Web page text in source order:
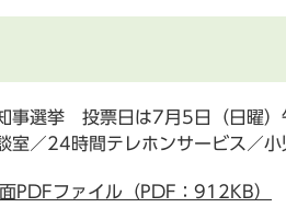
事選挙 投票日は7月5日（日曜）
室／24時間テレホンサービス／
PDFファイル（PDF：912KB）